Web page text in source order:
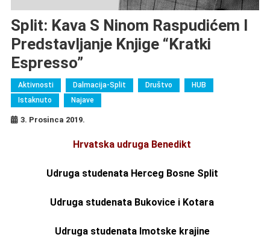
Split: Kava S Ninom Raspudićem I
Predstavljanje Knjige “Kratki
Espresso”
Aktivnosti Dalmacija-Split Društvo
HUB
Istaknuto
Najave
3. Prosinca 2019.
Hrvatska udruga Benedikt
Udruga studenata Herceg Bosne Split
Udruga studenata Bukovice i Kotara
Udruga studenata Imotske krajine